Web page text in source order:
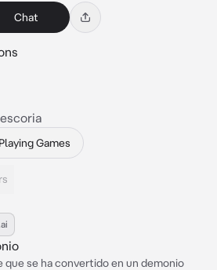
Chat
Games
que se ha convertido en un demonio